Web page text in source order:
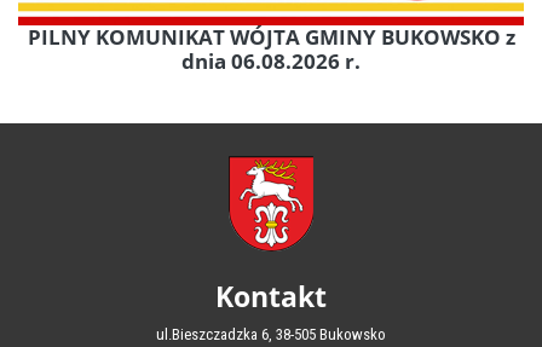
PILNY KOMUNIKAT WÓJTA GMINY BUKOWSKO z
dnia 06.08.2026 r.
Kontakt
ul.Bieszczadzka 6, 38-505 Bukowsko